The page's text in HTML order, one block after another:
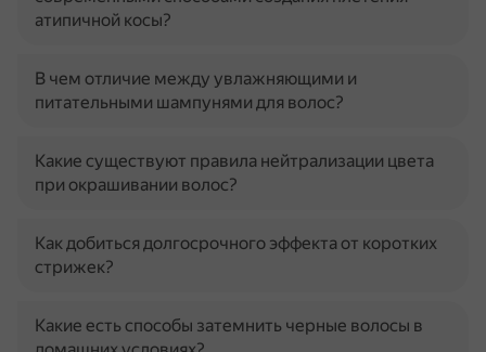
атипичной косы?
В чем отличие между увлажняющими и
питательными шампунями для волос?
Какие существуют правила нейтрализации цвета
при окрашивании волос?
Как добиться долгосрочного эффекта от коротких
стрижек?
Какие есть способы затемнить черные волосы в